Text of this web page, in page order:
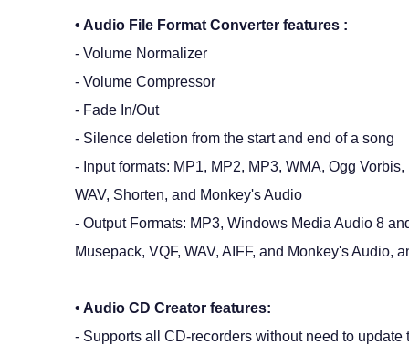
• Audio File Format Converter features :
- Volume Normalizer
- Volume Compressor
- Fade In/Out
- Silence deletion from the start and end of a song
- Input formats: MP1, MP2, MP3, WMA, Ogg
WAV, Shorten, and Monkey's Audio
- Output Formats: MP3, Windows Media Audio 8
Musepack, VQF, WAV, AIFF, and Monkey's Audio,
• Audio CD Creator features:
- Supports all CD-recorders without need to